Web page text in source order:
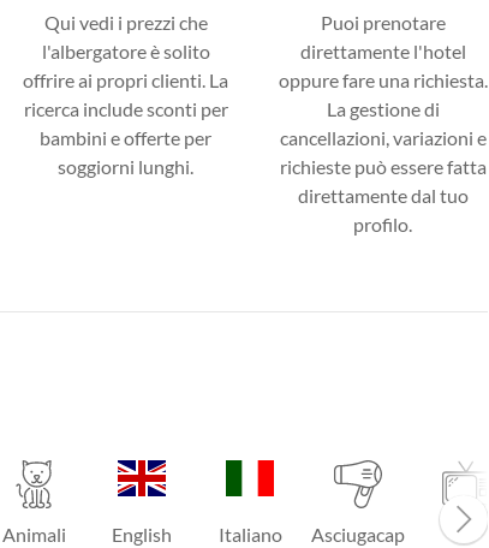
Qui vedi i prezzi che
l'albergatore è solito
offrire ai propri clienti. La
ricerca include sconti per
bambini e offerte per
soggiorni lunghi.
Puoi prenotare
direttamente l'hotel
oppure fare una richiesta.
La gestione di
cancellazioni, variazioni e
richieste può essere fatta
direttamente dal tuo
profilo.
Animali
English Italiano
Asciugacap
TV